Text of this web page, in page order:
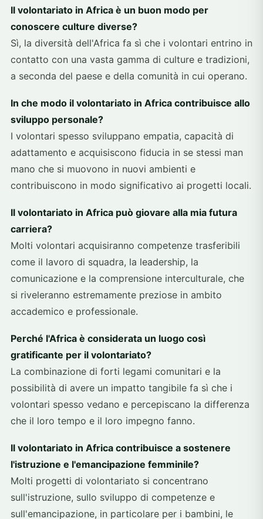
Il volontariato in Africa è un buon modo per
conoscere culture diverse?
Sì, la diversità dell'Africa fa sì che i volontari entrino in
contatto con una vasta gamma di culture e tradizioni,
a seconda del paese e della comunità in cui operano.
In che modo il volontariato in Africa contribuisce allo
sviluppo personale?
I volontari spesso sviluppano empatia, capacità di
adattamento e acquisiscono fiducia in se stessi man
mano che si muovono in nuovi ambienti e
contribuiscono in modo significativo ai progetti locali.
Il volontariato in Africa può giovare alla mia futura
carriera?
Molti volontari acquisiranno competenze trasferibili
come il lavoro di squadra, la leadership, la
comunicazione e la comprensione interculturale, che
si riveleranno estremamente preziose in ambito
accademico e professionale.
Perché l'Africa è considerata un luogo così
gratificante per il volontariato?
La combinazione di forti legami comunitari e la
possibilità di avere un impatto tangibile fa sì che i
volontari spesso vedano e percepiscano la differenza
che il loro tempo e il loro impegno fanno.
Il volontariato in Africa contribuisce a sostenere
l'istruzione e l'emancipazione femminile?
Molti progetti di volontariato si concentrano
sull'istruzione, sullo sviluppo di competenze e
sull'emancipazione, in particolare per i bambini, le